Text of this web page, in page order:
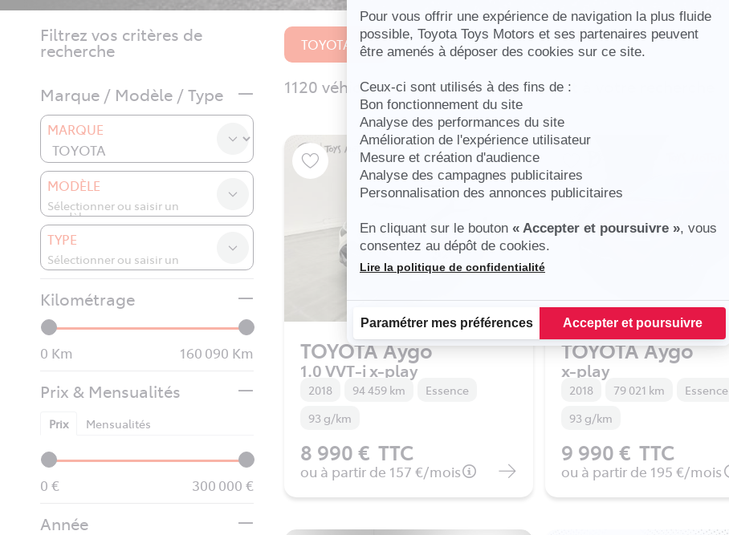
Pour vous offrir une expérience de navigation la plus fluide
possible, Toyota Toys Motors et ses partenaires peuvent
être amenés à déposer des cookies sur ce site.
Ceux-ci sont utilisés à des fins de :
Bon fonctionnement du site
Analyse des performances du site
Amélioration de l'expérience utilisateur
Mesure et création d'audience
Analyse des campagnes publicitaires
Personnalisation des annonces publicitaires
En cliquant sur le bouton « Accepter et poursuivre », vous
consentez au dépôt de cookies.
Plateforme de Gestion du Consentement : Personnalisez vos Options
Lire la politique de confidentialité
Paramétrer mes préférences Accepter et poursuivre
Axeptio consent
Filtrez vos critères de
recherche
Marque / Modèle / Type
MARQUE
MODÈLE
TYPE
Kilométrage
0 160 090
Prix & Mensualités
Prix Mensualités
0 300 000
Année
TOYOTA
Réinitialiser
1120 véhicules en stock correspondent à votre recherche
TOYOTA Aygo
1.0 VVT-i x-play
2018 94 459 km
Essence
93 g/km
8 990 € TTC
ou à partir de 157 €/mois
TOYOTA Aygo
x-play
2018 79 021 km
Essence
93 g/km
9 990 € TTC
ou à partir de 195 €/mois